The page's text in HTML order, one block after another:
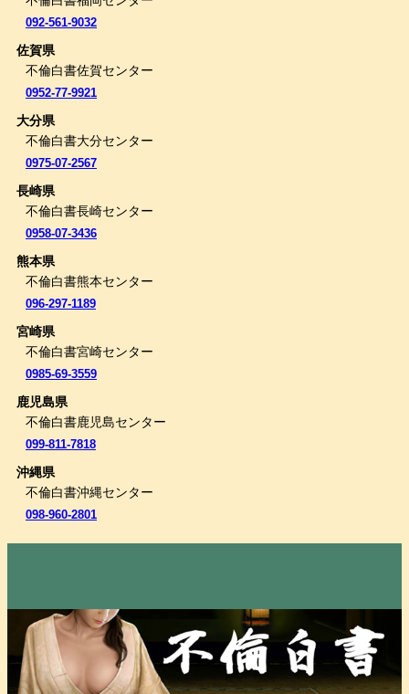
092-561-9032
佐賀県
不倫白書佐賀センター
0952-77-9921
大分県
不倫白書大分センター
0975-07-2567
長崎県
不倫白書長崎センター
0958-07-3436
熊本県
不倫白書熊本センター
096-297-1189
宮崎県
不倫白書宮崎センター
0985-69-3559
鹿児島県
不倫白書鹿児島センター
099-811-7818
沖縄県
不倫白書沖縄センター
098-960-2801